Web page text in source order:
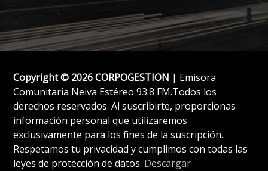
Copyright © 2026 CORPOGESTION | Emisora
Comunitaria Neiva Estéreo 93.8 FM.Todos los
derechos reservados. Al suscribirte, proporcionas
información personal que utilizaremos
exclusivamente para los fines de la suscripción.
Respetamos tu privacidad y cumplimos con todas las
leyes de protección de datos. Descargar